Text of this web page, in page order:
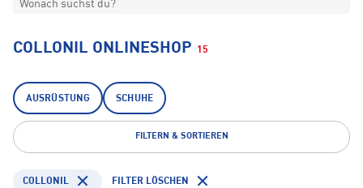
Wonach suchst du?
COLLONIL ONLINESHOP 15
AUSRÜSTUNG SCHUHE
FILTERN & SORTIEREN
COLLONIL FILTER LÖSCHEN